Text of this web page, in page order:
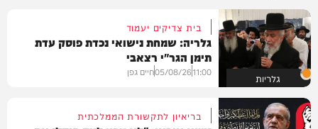
גלריות
בית צדיקים יעמוד
גלריה: שמחת נישואי נכדת פוסק עדת
תימן הגר"י רצאבי
11:00
05/08/26חיים גפן
בריאיון לתקשורת הממלכתית